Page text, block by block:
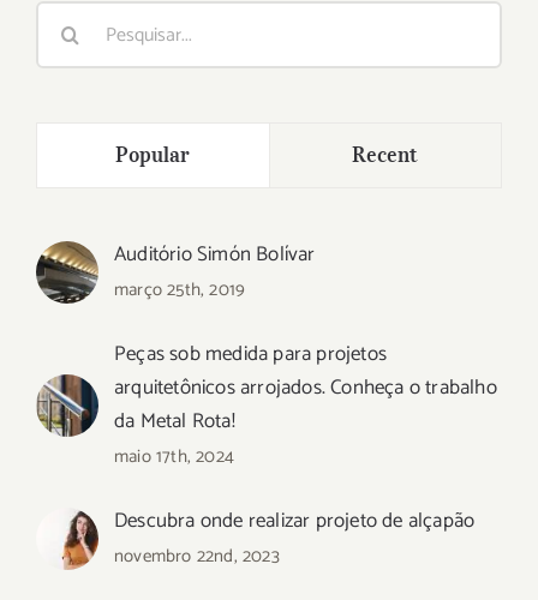
Buscar
resultados
Popular Recent
Auditório Simón Bolívar
março 25th, 2019
Peças sob medida para projetos
arquitetônicos arrojados. Conheça o trabalho
da Metal Rota!
maio 17th, 2024
Descubra onde realizar projeto de alçapão
novembro 22nd, 2023